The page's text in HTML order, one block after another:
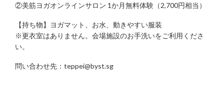
②美筋ヨガオンラインサロン 1か月無料体験（2,700円相当）
【持ち物】ヨガマット、お水、動きやすい服装
※更衣室はありません。会場施設のお手洗いをご利用くださ
い。
問い合わせ先：teppei@byst.sg